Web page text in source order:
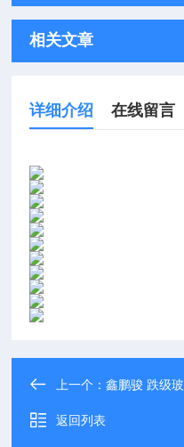
相关文章
详细介绍 在线留言
上一个：鑫鹏骏 跌级玻纤吸音
返回列表